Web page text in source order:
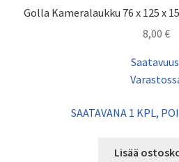
Golla Kameralaukku 76 x 125 x
8,00 €
SAATAVANA 1 KPL,
Lisää